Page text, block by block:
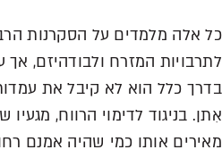
כל אלה מלמדים על הסקרנות
לתרבויות המזרח ולבודהיזם, אך
בדרך כלל הוא לא קיבל את
אִתן. בניגוד לדימוי הרווח, מגעיו
מאירים אותו כמי שהיה אמנם